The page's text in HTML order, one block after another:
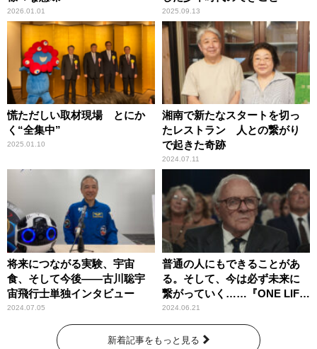
2026.01.01 2025.09.13
慌ただしい取材現場 とにか
く“全集中”
2025.01.10
湘南で新たなスタートを切っ
たレストラン 人との繋がり
で起きた奇跡
2024.07.11
将来につながる実験、宇宙
食、そして今後――古川聡宇
宙飛行士単独インタビュー
2024.07.05
普通の人にもできることがあ
る。そして、今は必ず未来に
繋がっていく……『ONE LIFE
奇跡が繋いだ6000の命』
2024.06.21
新着記事をもっと見る